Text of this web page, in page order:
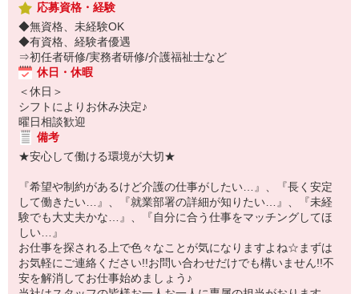
応募資格・経験
◆無資格、未経験OK
◆有資格、経験者優遇
⇒初任者研修/実務者研修/介護福祉士など
休日・休暇
＜休日＞
シフトによりお休み決定♪
曜日相談歓迎
備考
★安心して働ける環境が大切★
『希望や制約があるけど介護の仕事がしたい…』、『長く安定
して働きたい…』、『就業部署の詳細が知りたい…』、『未経
験でも大丈夫かな…』、『自分に合う仕事をマッチングしてほ
しい…』
お仕事を探される上で色々なことが気になりますよね☆まずは
お気軽にご連絡ください!!お問い合わせだけでも構いません!!不
安を解消してお仕事始めましょう♪